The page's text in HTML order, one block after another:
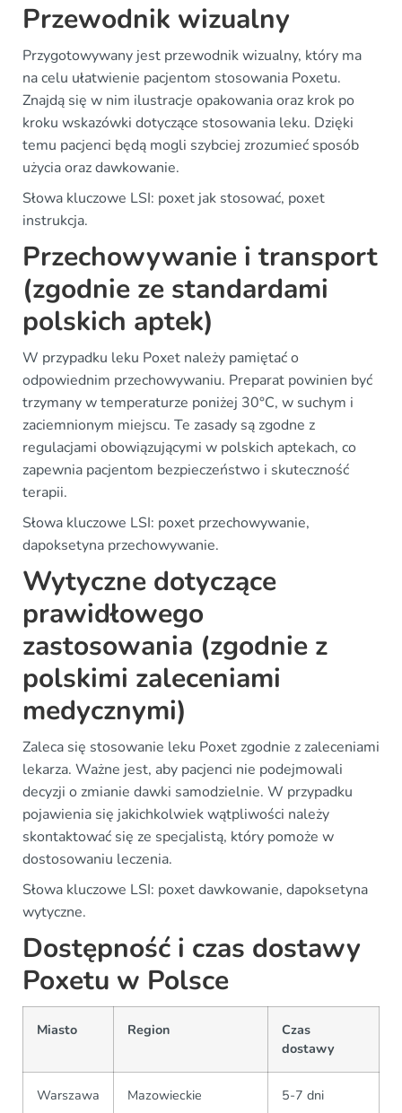
Przewodnik wizualny
Przygotowywany jest przewodnik wizualny, który ma
na celu ułatwienie pacjentom stosowania Poxetu.
Znajdą się w nim ilustracje opakowania oraz krok po
kroku wskazówki dotyczące stosowania leku. Dzięki
temu pacjenci będą mogli szybciej zrozumieć sposób
użycia oraz dawkowanie.
Słowa kluczowe LSI: poxet jak stosować, poxet
instrukcja.
Przechowywanie i transport
(zgodnie ze standardami
polskich aptek)
W przypadku leku Poxet należy pamiętać o
odpowiednim przechowywaniu. Preparat powinien być
trzymany w temperaturze poniżej 30°C, w suchym i
zaciemnionym miejscu. Te zasady są zgodne z
regulacjami obowiązującymi w polskich aptekach, co
zapewnia pacjentom bezpieczeństwo i skuteczność
terapii.
Słowa kluczowe LSI: poxet przechowywanie,
dapoksetyna przechowywanie.
Wytyczne dotyczące
prawidłowego
zastosowania (zgodnie z
polskimi zaleceniami
medycznymi)
Zaleca się stosowanie leku Poxet zgodnie z zaleceniami
lekarza. Ważne jest, aby pacjenci nie podejmowali
decyzji o zmianie dawki samodzielnie. W przypadku
pojawienia się jakichkolwiek wątpliwości należy
skontaktować się ze specjalistą, który pomoże w
dostosowaniu leczenia.
Słowa kluczowe LSI: poxet dawkowanie, dapoksetyna
wytyczne.
Dostępność i czas dostawy
Poxetu w Polsce
Miasto Region
Czas
dostawy
Warszawa Mazowieckie 5-7 dni